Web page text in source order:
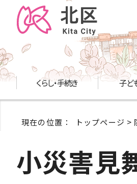
くらし・手続き 子ど
現在の位置： トップページ >
小災害見